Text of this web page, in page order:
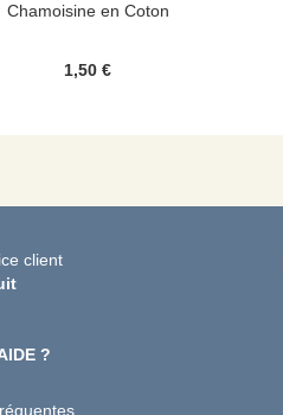
Chamoisine en Coton
1,50 €
client
?